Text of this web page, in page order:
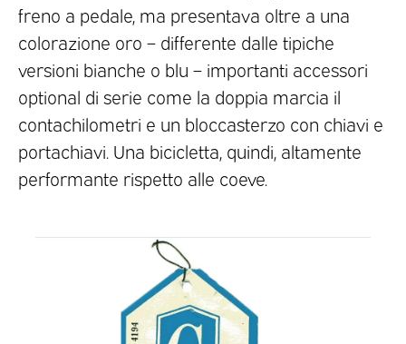
freno a pedale, ma presentava oltre a una
colorazione oro – differente dalle tipiche
versioni bianche o blu – importanti accessori
optional di serie come la doppia marcia il
contachilometri e un bloccasterzo con chiavi e
portachiavi. Una bicicletta, quindi, altamente
performante rispetto alle coeve.